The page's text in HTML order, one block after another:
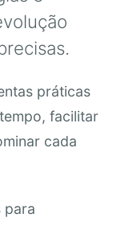
práticas
facilitar
cada
para